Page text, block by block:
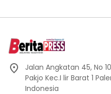
Jalan Angkatan 45, No
Pakjo Kec.I lir Barat 1
Indonesia